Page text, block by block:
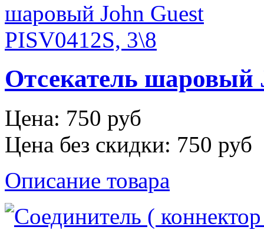
Отсекатель шаровый
Цена: 750 руб
Цена без скидки: 750 руб
Описание товара